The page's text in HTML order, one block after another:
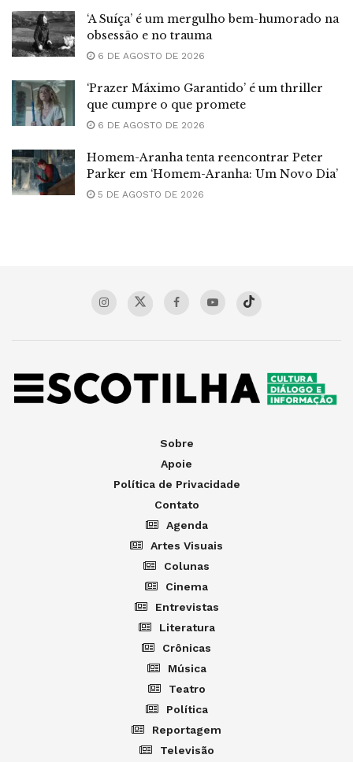
‘A Suíça’ é um mergulho bem-humorado na
obsessão e no trauma
6 DE AGOSTO DE 2026
‘Prazer Máximo Garantido’ é um thriller
que cumpre o que promete
6 DE AGOSTO DE 2026
Homem-Aranha tenta reencontrar Peter
Parker em ‘Homem-Aranha: Um Novo Dia’
5 DE AGOSTO DE 2026
Sobre
Apoie
Política de Privacidade
Contato
Agenda
Artes Visuais
Colunas
Cinema
Entrevistas
Literatura
Crônicas
Música
Teatro
Política
Reportagem
Televisão